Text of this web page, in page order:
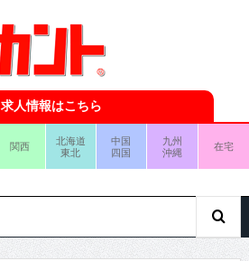
求人情報はこちら
関西
北海道
東北
中国
四国
九州
沖縄
在宅